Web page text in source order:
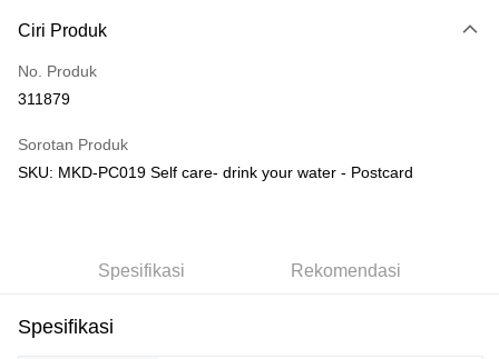
Hanya menyokong Maybank, CIMB Bank, Public Bank, RHB Bank, Hong
Boost
GrabPay
Penghantaran percuma
Ciri Produk
No. Produk
311879
Sorotan Produk
SKU: MKD-PC019 Self care- drink your water - Postcard
Spesifikasi Rekomendasi
Spesifikasi